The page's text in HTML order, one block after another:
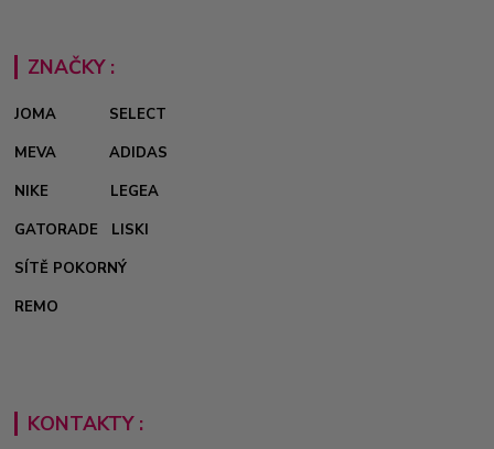
ZNAČKY :
JOMA
SELECT
MEVA
ADIDAS
NIKE
LEGEA
GATORADE
LISKI
SÍTĚ POKORNÝ
REMO
KONTAKTY :